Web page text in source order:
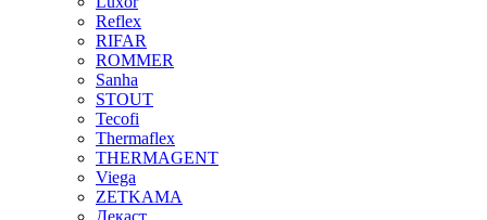
Reflex
RIFAR
ROMMER
Sanha
STOUT
Tecofi
Thermaflex
THERMAGENT
Viega
ZETKAMA
Декаст